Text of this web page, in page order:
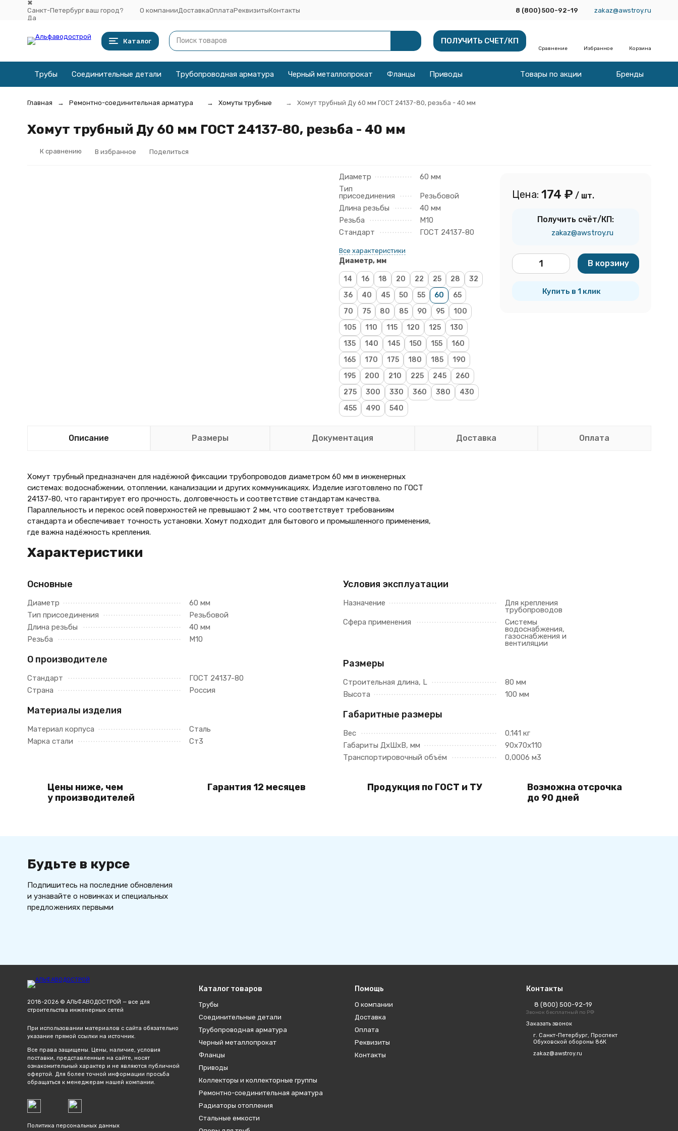
✖
Санкт-Петербург ваш город?
Да
О компании ДоставкаОплатаРеквизитыКонтакты 8 (800) 500-92-19 zakaz@awstroy.ru
Каталог ПОЛУЧИТЬ СЧЕТ/КП
Сравнение Избранное Корзина
Трубы Соединительные детали Трубопроводная арматура Черный металлопрокат Фланцы Приводы Товары по акции Бренды
Главная Ремонтно-соединительная арматура Хомуты трубные Хомут трубный Ду 60 мм ГОСТ 24137-80, резьба - 40 мм
Хомут трубный Ду 60 мм ГОСТ 24137-80, резьба - 40 мм
К сравнению В избранное Поделиться
Диаметр
60 мм
Тип
присоединения
Резьбовой
Длина резьбы
40 мм
Резьба
М10
Стандарт
ГОСТ 24137-80
Все характеристики
Диаметр, мм
14 16 18 20 22 25 28
32
36
40 45 50 55 60
65
70
75 80 85 90 95
100
105
110 115 120 125
130
135
140 145 150 155
160
165
170 175 180 185
190
195
200 210 225 245
260
275
300 330 360 380
430
455
490 540
Цена: 174 ₽ / шт.
Получить счёт/КП:
zakaz@awstroy.ru
В корзину
Купить в 1 клик
Описание Размеры Документация Доставка Оплата
Хомут трубный предназначен для надёжной фиксации трубопроводов диаметром 60 мм в инженерных
системах: водоснабжении, отоплении, канализации и других коммуникациях. Изделие изготовлено по ГОСТ
24137-80, что гарантирует его прочность, долговечность и соответствие стандартам качества.
Параллельность и перекос осей поверхностей не превышают 2 мм, что соответствует требованиям
стандарта и обеспечивает точность установки. Хомут подходит для бытового и промышленного применения,
где важна надёжность крепления.
Характеристики
Основные
Диаметр
60 мм
Тип присоединения
Резьбовой
Длина резьбы
40 мм
Резьба
М10
О производителе
Стандарт
ГОСТ 24137-80
Страна
Россия
Материалы изделия
Материал корпуса
Сталь
Марка стали
Ст3
Условия эксплуатации
Назначение Для крепления
трубопроводов
Сфера применения
Системы
водоснабжения,
газоснабжения и
вентиляции
Размеры
Строительная длина, L
80 мм
Высота
100 мм
Габаритные размеры
Вес
0.141 кг
Габариты ДхШхВ, мм
90х70х110
Транспортировочный объём
0,0006 м3
Цены ниже, чем
у производителей
Гарантия 12 месяцев Продукция по ГОСТ и ТУ
Возможна отсрочка
до 90 дней
Будьте в курсе
Подпишитесь на последние обновления
и узнавайте о новинках и специальных
предложениях первыми
2018-2026 © АЛЬФАВОДОСТРОЙ — все для
строительства инженерных сетей
При использовании материалов с сайта обязательно
указание прямой ссылки на источник.
Все права защищены. Цены, наличие, условия
поставки, представленные на сайте, носят
ознакомительный характер и не являются публичной
офертой. Для более точной информации просьба
обращаться к менеджерам нашей компании.
Политика персональных данных
Каталог товаров
Трубы
Соединительные детали
Трубопроводная арматура
Черный металлопрокат
Фланцы
Приводы
Коллекторы и коллекторные группы
Ремонтно-соединительная арматура
Радиаторы отопления
Стальные емкости
Помощь
О компании
Доставка
Оплата
Реквизиты
Контакты
Контакты
8 (800) 500-92-19
Звонок бесплатный по РФ
Заказать звонок
г. Санкт-Петербург, Проспект
Обуховской обороны 86К
zakaz@awstroy.ru